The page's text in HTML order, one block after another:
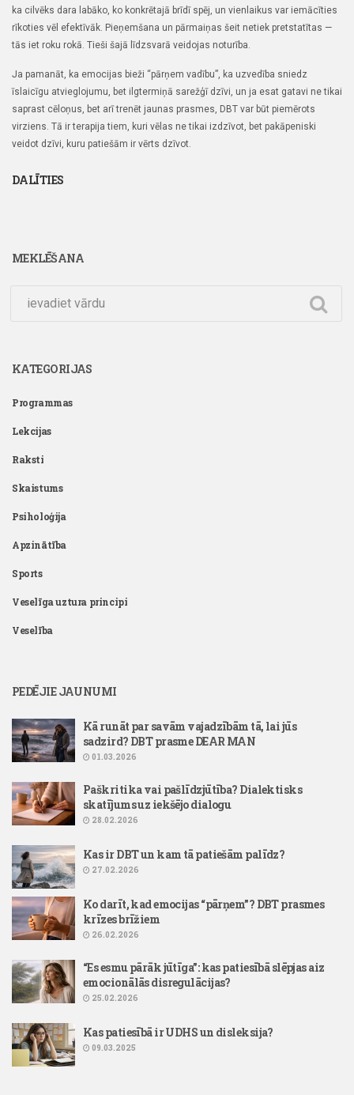
ka cilvēks dara labāko, ko konkrētajā brīdī spēj, un vienlaikus var iemācīties
rīkoties vēl efektīvāk. Pieņemšana un pārmaiņas šeit netiek pretstatītas —
tās iet roku rokā. Tieši šajā līdzsvarā veidojas noturība.
Ja pamanāt, ka emocijas bieži “pārņem vadību”, ka uzvedība sniedz
īslaicīgu atvieglojumu, bet ilgtermiņā sarežģī dzīvi, un ja esat gatavi ne tikai
saprast cēloņus, bet arī trenēt jaunas prasmes, DBT var būt piemērots
virziens. Tā ir terapija tiem, kuri vēlas ne tikai izdzīvot, bet pakāpeniski
veidot dzīvi, kuru patiešām ir vērts dzīvot.
DALĪTIES
MEKLĒŠANA
KATEGORIJAS
Programmas
Lekcijas
Raksti
Skaistums
Psiholoģija
Apzinātība
Sports
Veselīga uztura principi
Veselība
PEDĒJIE JAUNUMI
Kā runāt par savām vajadzībām tā, lai jūs
sadzird? DBT prasme DEAR MAN
01.03.2026
Paškritika vai pašlīdzjūtība? Dialektisks
skatījums uz iekšējo dialogu
28.02.2026
Kas ir DBT un kam tā patiešām palīdz?
27.02.2026
Ko darīt, kad emocijas “pārņem”? DBT prasmes
krīzes brīžiem
26.02.2026
“Es esmu pārāk jūtīga”: kas patiesībā slēpjas aiz
emocionālās disregulācijas?
25.02.2026
Kas patiesībā ir UDHS un disleksija?
09.03.2025